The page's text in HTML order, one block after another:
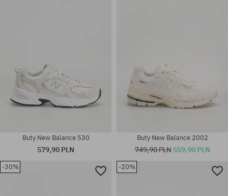
Dostępne rozmiary:
Buty New Balance 530
579,90 PLN
Buty New Balance 2002
749,90 PLN 559,90 PLN
-30% -20%